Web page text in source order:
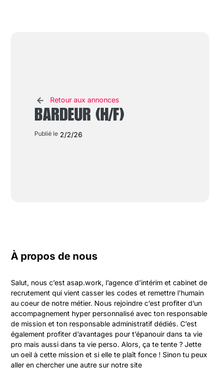
Retour aux annonces
BARDEUR (H/F)
Publié le 2/2/26
À propos de nous
Salut, nous c’est asap.work, l’agence d’intérim et cabinet de
recrutement qui vient casser les codes et remettre l’humain
au coeur de notre métier. Nous rejoindre c’est profiter d’un
accompagnement hyper personnalisé avec ton responsable
de mission et ton responsable administratif dédiés. C’est
également profiter d’avantages pour t’épanouir dans ta vie
pro mais aussi dans ta vie perso. Alors, ça te tente ? Jette
un oeil à cette mission et si elle te plaît fonce ! Sinon tu peux
aller en chercher une autre sur notre site